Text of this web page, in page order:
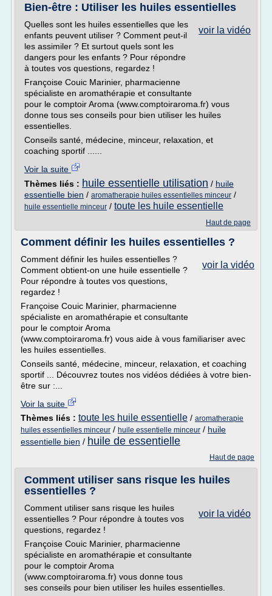
Bien-être : Utiliser les huiles essentielles
voir la vidéo
Quelles sont les huiles essentielles que les
enfants peuvent utiliser ? Comment peut-il
les assimiler ? Et surtout quels sont les
dangers pour les enfants ? Pour répondre
à toutes vos questions, regardez !
Françoise Couic Marinier, pharmacienne
spécialiste en aromathérapie et consultante
pour le comptoir Aroma (www.comptoiraroma.fr) vous
donne tous ses conseils pour bien utiliser les huiles
essentielles.
Conseils santé, médecine, minceur, relaxation, et
coaching sportif ......
Voir la suite
Thèmes liés : huile essentielle utilisation / huile
essentielle bien / aromatherapie huiles essentielles minceur /
huile essentielle minceur / toute les huile essentielle
Haut de page
Comment définir les huiles essentielles ?
voir la vidéo
Comment définir les huiles essentielles ?
Comment obtient-on une huile essentielle ?
Pour répondre à toutes vos questions,
regardez !
Françoise Couic Marinier, pharmacienne
spécialiste en aromathérapie et consultante
pour le comptoir Aroma
(www.comptoiraroma.fr) vous aide à vous familiariser avec
les huiles essentielles.
Conseils santé, médecine, minceur, relaxation, et coaching
sportif ... Découvrez toutes nos vidéos dédiées à votre bien-
être sur :...
Voir la suite
Thèmes liés : toute les huile essentielle / aromatherapie
huiles essentielles minceur / huile essentielle minceur / huile
essentielle bien / huile de essentielle
Haut de page
Comment utiliser sans risque les huiles
essentielles ?
voir la vidéo
Comment utiliser sans risque les huiles
essentielles ? Pour répondre à toutes vos
questions, regardez !
Françoise Couic Marinier, pharmacienne
spécialiste en aromathérapie et consultante
pour le comptoir Aroma
(www.comptoiraroma.fr) vous donne tous
ses conseils pour bien utiliser les huiles essentielles.